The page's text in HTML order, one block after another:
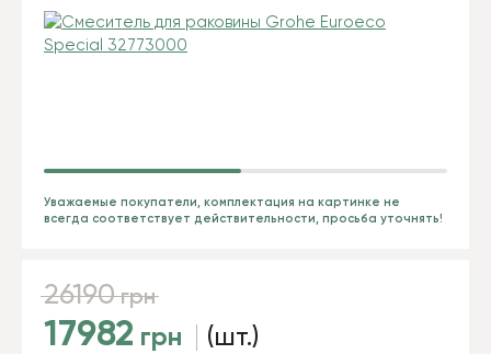
Уважаемые покупатели, комплектация на картинке не
всегда соответствует действительности, просьба уточнять!
26190 грн
17982 грн (шт.)